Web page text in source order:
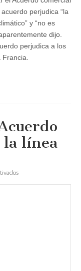
perjudica “la
y “no es
dijo.
perjudica a los
la línea
en